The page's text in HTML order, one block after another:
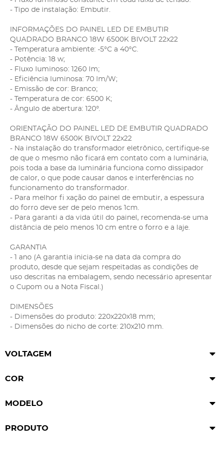
- Tipo de instalação: Embutir.
INFORMAÇÕES DO PAINEL LED DE EMBUTIR
QUADRADO BRANCO 18W 6500K BIVOLT 22x22
- Temperatura ambiente: -5°C a 40°C.
- Potência: 18 w;
- Fluxo luminoso: 1260 lm;
- Eficiência luminosa: 70 lm/W;
- Emissão de cor: Branco;
- Temperatura de cor: 6500 K;
- Ângulo de abertura: 120°.
ORIENTAÇÃO DO PAINEL LED DE EMBUTIR QUADRADO
BRANCO 18W 6500K BIVOLT 22x22
- Na instalação do transformador eletrônico, certifique-se
de que o mesmo não ficará em contato com a luminária,
pois toda a base da luminária funciona como dissipador
de calor, o que pode causar danos e interferências no
funcionamento do transformador.
- Para melhor fi xação do painel de embutir, a espessura
do forro deve ser de pelo menos 1cm.
- Para garanti a da vida útil do painel, recomenda-se uma
distância de pelo menos 10 cm entre o forro e a laje.
GARANTIA
- 1 ano (A garantia inicia-se na data da compra do
produto, desde que sejam respeitadas as condições de
uso descritas na embalagem, sendo necessário apresentar
o Cupom ou a Nota Fiscal.)
DIMENSÕES
- Dimensões do produto: 220x220x18 mm;
- Dimensões do nicho de corte: 210x210 mm.
VOLTAGEM
COR
MODELO
PRODUTO